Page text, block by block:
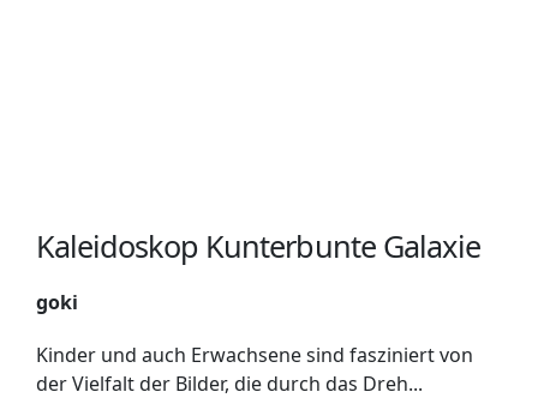
Kaleidoskop Kunterbunte Galaxie
goki
Kinder und auch Erwachsene sind fasziniert von
der Vielfalt der Bilder, die durch das Dreh...